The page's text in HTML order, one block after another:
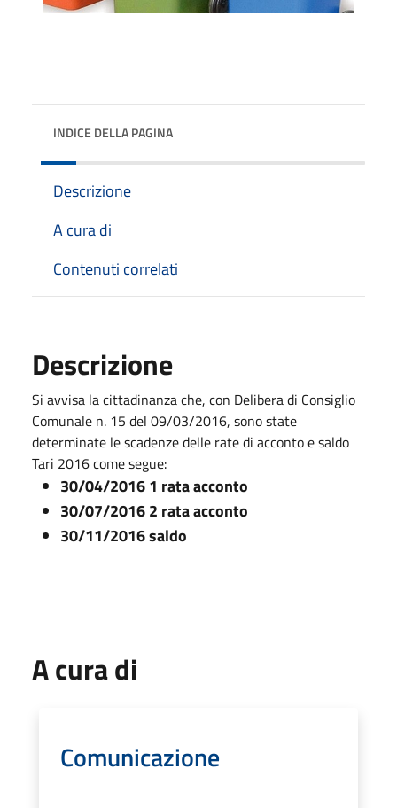
INDICE DELLA PAGINA
Descrizione
A cura di
Contenuti correlati
Descrizione
Si avvisa la cittadinanza che, con Delibera di Consiglio
Comunale n. 15 del 09/03/2016, sono state
determinate le scadenze delle rate di acconto e saldo
Tari 2016 come segue:
30/04/2016 1 rata acconto
30/07/2016 2 rata acconto
30/11/2016 saldo
A cura di
Comunicazione